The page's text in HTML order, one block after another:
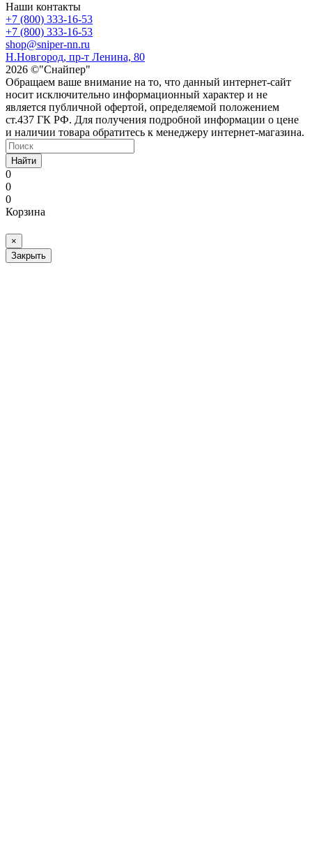
Наши контакты
+7 (800) 333-16-53
+7 (800) 333-16-53
shop@sniper-nn.ru
Н.Новгород, пр-т Ленина, 80
2026 ©"Снайпер"
Обращаем ваше внимание на то, что данный интернет-сайт
носит исключительно информационный характер и не
является публичной офертой, определяемой положением
ст.437 ГК РФ. Для получения подробной информации о цене
и наличии товара обратитесь к менеджеру интернет-магазина.
Найти
0
0
0
Корзина
×
Закрыть